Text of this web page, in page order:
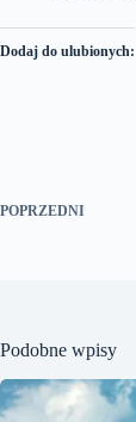
Dodaj do ulubionych:
POPRZEDNI
Podobne wpisy